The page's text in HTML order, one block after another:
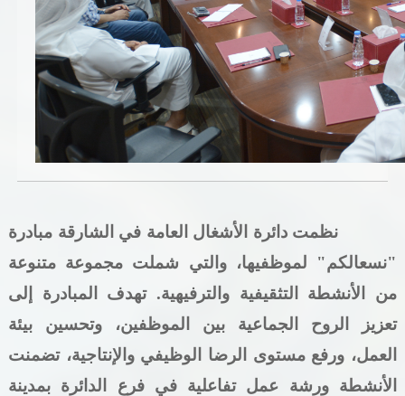
سياسة الموردين و المشتريات
سياسة نظام إدارة المرافق
مشاريع الدائرة
المنشآت العمرانية
التحقق من حالة معاملة
خدمات الأفراد
خدمات الشركات
خدمات الجهات الحكومية
نظمت دائرة الأشغال العامة في الشارقة مبادرة
"نسعالكم" لموظفيها، والتي شملت مجموعة متنوعة
من الأنشطة التثقيفية والترفيهية. تهدف المبادرة إلى
تعزيز الروح الجماعية بين الموظفين، وتحسين بيئة
العمل، ورفع مستوى الرضا الوظيفي والإنتاجية، تضمنت
الأنشطة ورشة عمل تفاعلية في فرع الدائرة بمدينة